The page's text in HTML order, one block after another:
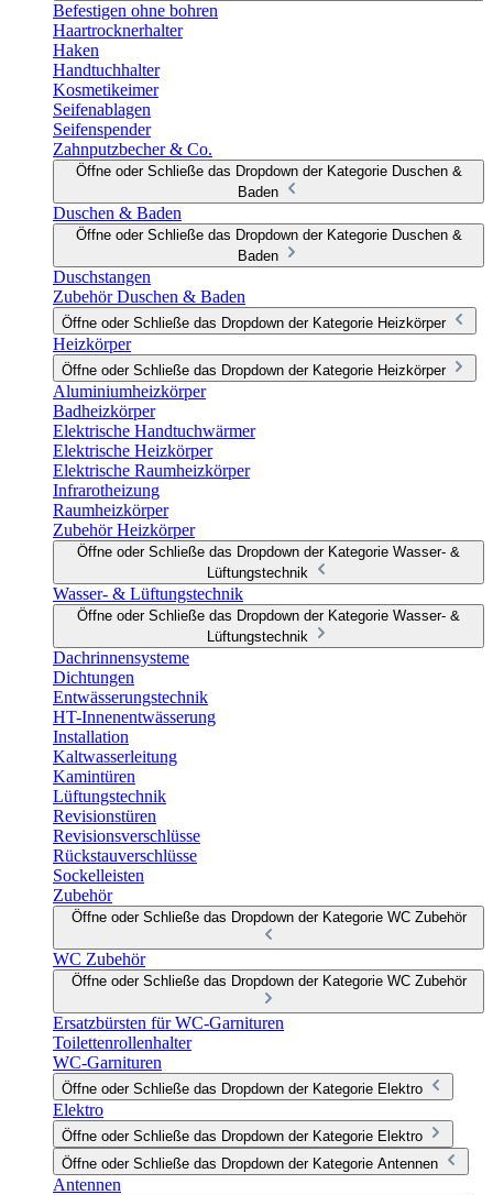
Befestigen ohne bohren
Haartrocknerhalter
Haken
Handtuchhalter
Kosmetikeimer
Seifenablagen
Seifenspender
Zahnputzbecher & Co.
Öffne oder Schließe das Dropdown der Kategorie Duschen &
Baden
Duschen & Baden
Öffne oder Schließe das Dropdown der Kategorie Duschen &
Baden
Duschstangen
Zubehör Duschen & Baden
Öffne oder Schließe das Dropdown der Kategorie Heizkörper
Heizkörper
Öffne oder Schließe das Dropdown der Kategorie Heizkörper
Aluminiumheizkörper
Badheizkörper
Elektrische Handtuchwärmer
Elektrische Heizkörper
Elektrische Raumheizkörper
Infrarotheizung
Raumheizkörper
Zubehör Heizkörper
Öffne oder Schließe das Dropdown der Kategorie Wasser- &
Lüftungstechnik
Wasser- & Lüftungstechnik
Öffne oder Schließe das Dropdown der Kategorie Wasser- &
Lüftungstechnik
Dachrinnensysteme
Dichtungen
Entwässerungstechnik
HT-Innenentwässerung
Installation
Kaltwasserleitung
Kamintüren
Lüftungstechnik
Revisionstüren
Revisionsverschlüsse
Rückstauverschlüsse
Sockelleisten
Zubehör
Öffne oder Schließe das Dropdown der Kategorie WC Zubehör
WC Zubehör
Öffne oder Schließe das Dropdown der Kategorie WC Zubehör
Ersatzbürsten für WC-Garnituren
Toilettenrollenhalter
WC-Garnituren
Öffne oder Schließe das Dropdown der Kategorie Elektro
Elektro
Öffne oder Schließe das Dropdown der Kategorie Elektro
Öffne oder Schließe das Dropdown der Kategorie Antennen
Antennen